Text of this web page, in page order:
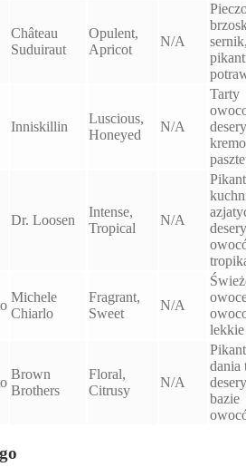
Château
Suduiraut
Opulent,
Apricot
N/A
Inniskillin
Luscious,
Honeyed
N/A
Tarty
desery
Dr. Loosen
Intense,
Tropical
N/A
Michele
Chiarlo
Fragrant,
Sweet
N/A
lekkie
Brown
Brothers
Floral,
Citrusy
N/A
dania
bazie